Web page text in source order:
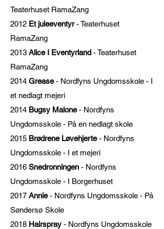
Teaterhuset RamaZang
2012 Et juleeventyr- Teaterhuset
RamaZang
2013 Alice I Eventyrland - Teaterhuset
RamaZang
2014 Grease- Nordfyns Ungdomsskole - I
et nedlagt mejeri
2014 Bugsy Malone- Nordfyns
Ungdomsskole - På en nedlagt skole
2015 Brødrene Løvehjerte- Nordfyns
Ungdomsskole - I et mejeri
2016 Snedronningen - Nordfyns
Ungdomsskole - I Borgerhuset
2017 Annie- Nordfyns Ungdomsskole - På
Søndersø Skole
2018 Hairspray - Nordfyns Ungdomsskole